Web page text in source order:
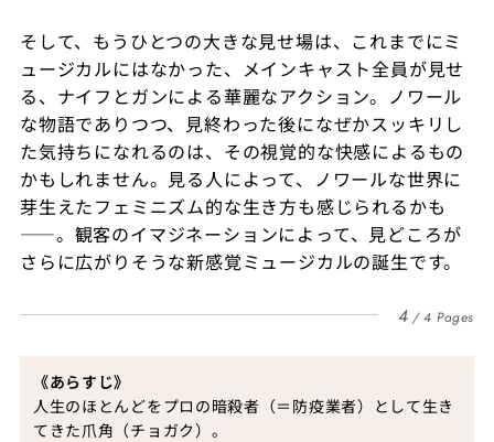
そして、もうひとつの大きな見せ場は、これまでにミ
ュージカルにはなかった、メインキャスト全員が見せ
る、ナイフとガンによる華麗なアクション。ノワール
な物語でありつつ、見終わった後になぜかスッキリし
た気持ちになれるのは、その視覚的な快感によるもの
かもしれません。見る人によって、ノワールな世界に
芽生えたフェミニズム的な生き方も感じられるかも
——。観客のイマジネーションによって、見どころが
さらに広がりそうな新感覚ミュージカルの誕生です。
4 4 Pages
《あらすじ》
人生のほとんどをプロの暗殺者（＝防疫業者）として生き
てきた爪角（チョガク）。